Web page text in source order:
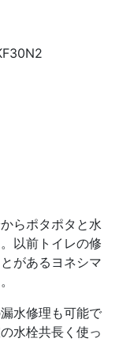
らポタポタと水
以前トイレの修
があるヨネシマ
水修理も可能で
水栓共長く使っ